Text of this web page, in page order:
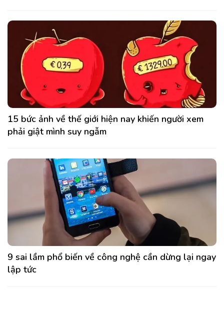
15 bức ảnh về thế giới hiện nay khiến người xem
phải giật mình suy ngẫm
9 sai lầm phổ biến về công nghệ cần dừng lại ngay
lập tức